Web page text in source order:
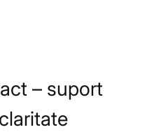
– suport